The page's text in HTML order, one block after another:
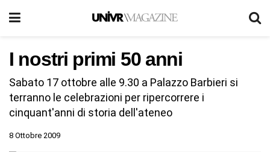
I nostri primi 50 anni
Sabato 17 ottobre alle 9.30 a Palazzo Barbieri si
terranno le celebrazioni per ripercorrere i
cinquant'anni di storia dell'ateneo
8 Ottobre 2009